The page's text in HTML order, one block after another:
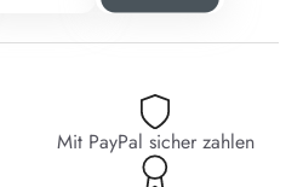
Mit PayPal sicher zahlen